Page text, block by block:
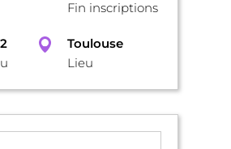
Fin inscriptions
Toulouse
Lieu